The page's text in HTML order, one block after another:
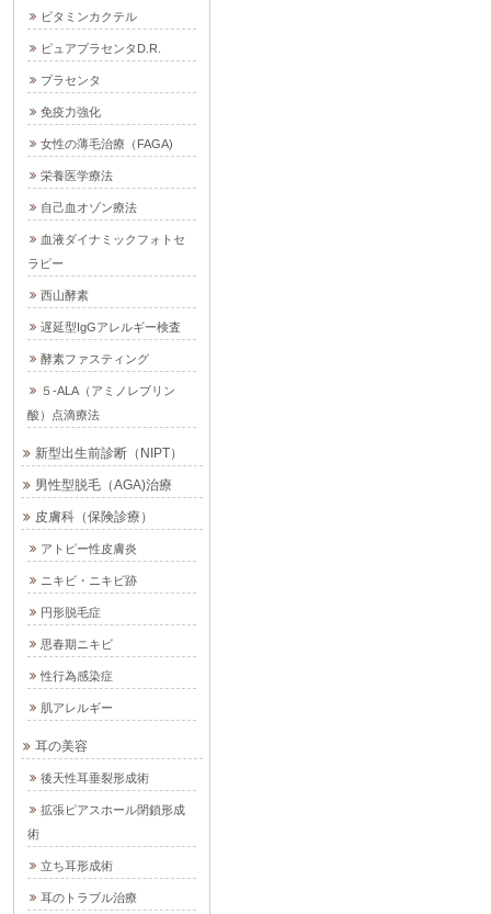
ビタミンカクテル
ピュアプラセンタD.R.
プラセンタ
免疫力強化
女性の薄毛治療（FAGA)
栄養医学療法
自己血オゾン療法
血液ダイナミックフォトセ
ラピー
西山酵素
遅延型IgGアレルギー検査
酵素ファスティング
５-ALA（アミノレブリン
酸）点滴療法
新型出生前診断（NIPT）
男性型脱毛（AGA)治療
皮膚科（保険診療）
アトピー性皮膚炎
ニキビ・ニキビ跡
円形脱毛症
思春期ニキビ
性行為感染症
肌アレルギー
耳の美容
後天性耳垂裂形成術
拡張ピアスホール閉鎖形成
術
立ち耳形成術
耳のトラブル治療